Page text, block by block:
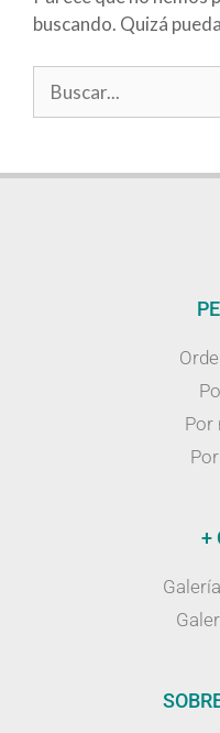
buscando. Quizá
Por
+